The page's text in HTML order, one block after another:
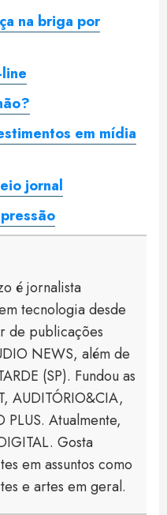
na briga por
em mídia
jornal
é jornalista
tecnologia desde
de publicações
NEWS, além de
(SP). Fundou as
AUDITÓRIO&CIA,
PLUS. Atualmente,
Gosta
em assuntos como
e artes em geral.